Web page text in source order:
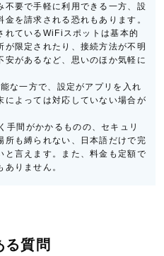
不要で手軽に利用できる一方、設
を請求される恐れもあります。
れているWiFiスポットは基本的
限定されたり、接続方法が不明
があるなど、思いのほか気軽に
な一方で、設定がアプリを入れ
によっては対応していない場合が
手間がかかるものの、セキュリ
所も縛られない、日本語だけで完
と言えます。また、料金も定額で
りません。
る質問